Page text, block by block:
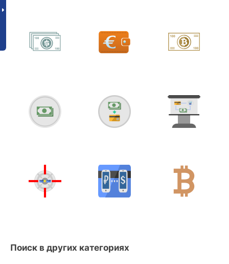
Поиск в других категориях